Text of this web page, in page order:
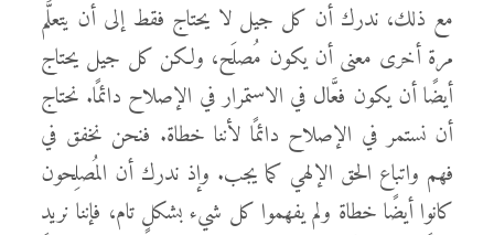
مع ذلك، ندرك أن كل جيل لا يحتاج فقط إلى أن يتعلَّم
مرة أخرى معنى أن يكون مُصلَح، ولكن كل جيل يحتاج
أيضًا أن يكون فعَّال في الاستمرار في الإصلاح دائمًا. نحتاج
أن نستمر في الإصلاح دائمًا لأننا خطاة. فنحن نخفق في
فهم واتباع الحق الإلهي كما يجب. وإذ ندرك أن المُصلِحون
كانوا أيضًا خطاة ولم يفهموا كل شيء بشكلٍ تام، فإننا نريد